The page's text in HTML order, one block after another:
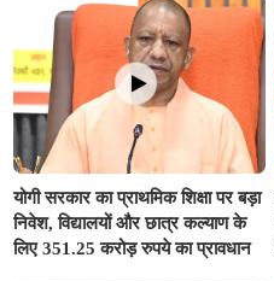
योगी सरकार का प्राथमिक शिक्षा पर बड़ा
निवेश, विद्यालयों और छात्र कल्याण के
लिए 351.25 करोड़ रुपये का प्रावधान